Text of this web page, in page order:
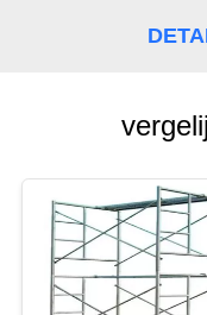
SITEMAP
POLICY